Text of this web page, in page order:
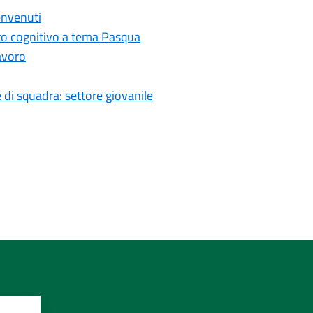
cognitivo a tema Pasqua
squadra: settore giovanile